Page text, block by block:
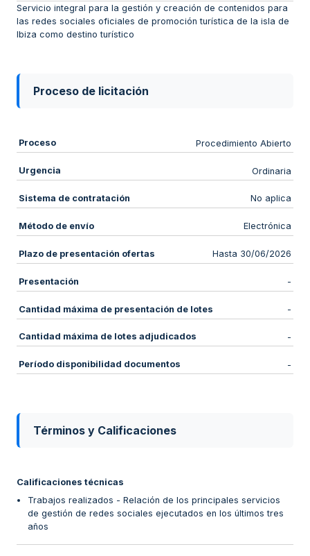
Servicio integral para la gestión y creación de contenidos para
las redes sociales oficiales de promoción turística de la isla de
Ibiza como destino turístico
Proceso de licitación
Proceso Procedimiento Abierto
Urgencia Ordinaria
Sistema de contratación No aplica
Método de envío Electrónica
Plazo de presentación ofertas Hasta 30/06/2026
Presentación -
Cantidad máxima de presentación de lotes -
Cantidad máxima de lotes adjudicados -
Período disponibilidad documentos -
Términos y Calificaciones
Calificaciones técnicas
Trabajos realizados - Relación de los principales servicios
de gestión de redes sociales ejecutados en los últimos tres
años